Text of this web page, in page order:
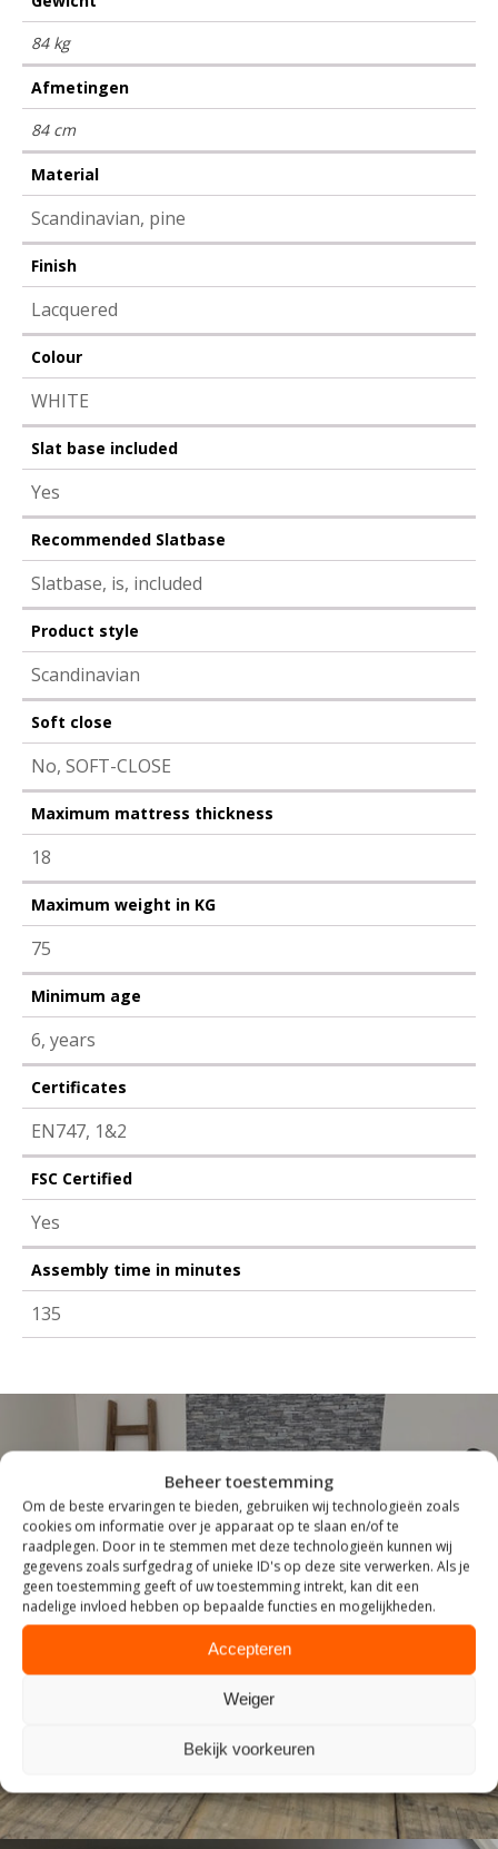
Beheer toestemming
Om de beste ervaringen te bieden, gebruiken wij technologieën zoals
cookies om informatie over je apparaat op te slaan en/of te
raadplegen. Door in te stemmen met deze technologieën kunnen wij
gegevens zoals surfgedrag of unieke ID's op deze site verwerken. Als je
geen toestemming geeft of uw toestemming intrekt, kan dit een
nadelige invloed hebben op bepaalde functies en mogelijkheden.
Accepteren
Weiger
Bekijk voorkeuren
84 kg
Afmetingen
84 cm
Material
Scandinavian, pine
Finish
Lacquered
Colour
WHITE
Slat base included
Yes
Recommended Slatbase
Slatbase, is, included
Product style
Scandinavian
Soft close
No, SOFT-CLOSE
Maximum mattress thickness
18
Maximum weight in KG
75
Minimum age
6, years
Certificates
EN747, 1&2
FSC Certified
Yes
Assembly time in minutes
135
TAFELS